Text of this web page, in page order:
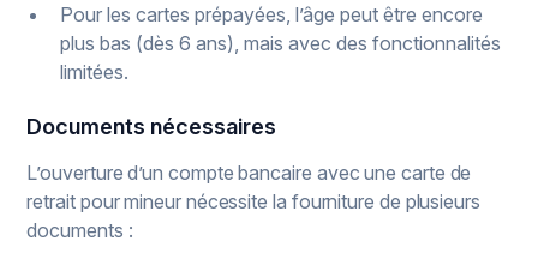
Pour les cartes prépayées, l’âge peut être encore
plus bas (dès 6 ans), mais avec des fonctionnalités
limitées.
Documents nécessaires
L’ouverture d’un compte bancaire avec une carte de
retrait pour mineur nécessite la fourniture de plusieurs
documents :